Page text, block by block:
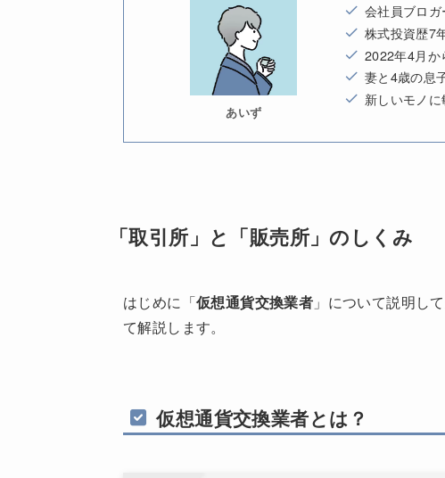
あいず
会社員ブロガ
株式投資歴7
2022年4月か
妻と4歳の息
新しいモノ
「取引所」と「販売所」のしくみ
はじめに「仮想通貨交換業者 」について説明し
て解説します。
仮想通貨交換業者とは？